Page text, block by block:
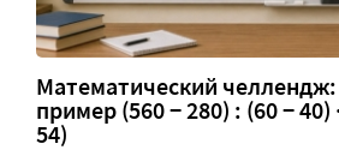
Математический
пример (560 − 280) : (60 − 40)
54)